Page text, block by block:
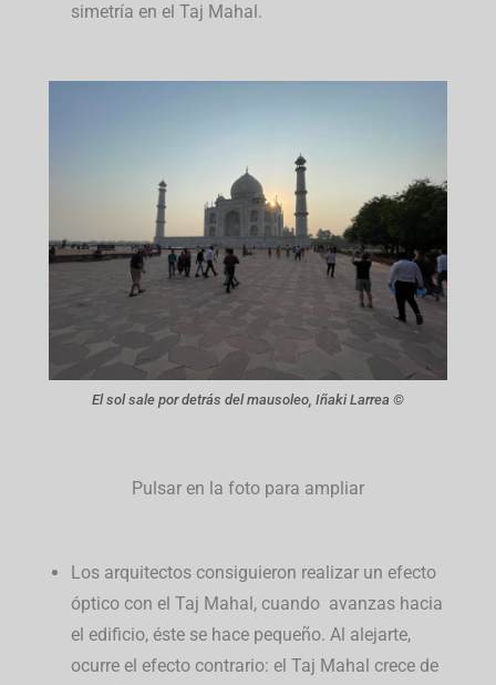
simetría en el Taj Mahal.
El sol sale por detrás del mausoleo, Iñaki Larrea ©
Pulsar en la foto para ampliar
Los arquitectos consiguieron realizar un efecto
óptico con el Taj Mahal, cuando avanzas hacia
el edificio, éste se hace pequeño. Al alejarte,
ocurre el efecto contrario: el Taj Mahal crece de